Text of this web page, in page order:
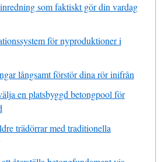
som faktiskt gör din vardag
för nyproduktioner i
långsamt förstör dina rör inifrån
en platsbyggd betongpool för
trädörrar med traditionella